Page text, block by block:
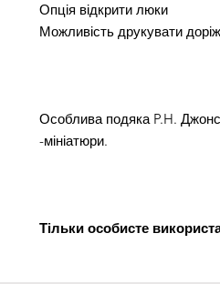
Опція відкрити люки
Можливість друкувати
Особлива подяка P.H. Джонс
-мініатюри.
Тільки особисте